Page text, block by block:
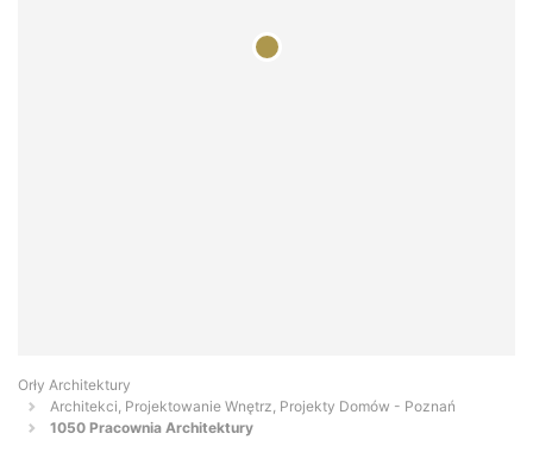
Orły Architektury
Architekci, Projektowanie Wnętrz, Projekty Domów - Poznań
1050 Pracownia Architektury